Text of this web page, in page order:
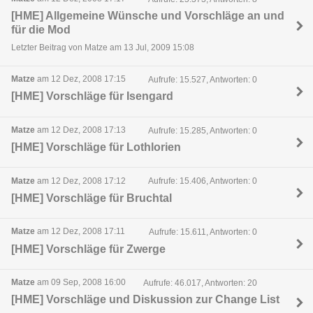
[HME] Allgemeine Wünsche und Vorschläge an und
für die Mod
Letzter Beitrag von Matze am 13 Jul, 2009 15:08
Matze am 12 Dez, 2008 17:15 Aufrufe: 15.527, Antworten: 0
[HME] Vorschläge für Isengard
Matze am 12 Dez, 2008 17:13 Aufrufe: 15.285, Antworten: 0
[HME] Vorschläge für Lothlorien
Matze am 12 Dez, 2008 17:12 Aufrufe: 15.406, Antworten: 0
[HME] Vorschläge für Bruchtal
Matze am 12 Dez, 2008 17:11 Aufrufe: 15.611, Antworten: 0
[HME] Vorschläge für Zwerge
Matze am 09 Sep, 2008 16:00 Aufrufe: 46.017, Antworten: 20
[HME] Vorschläge und Diskussion zur Change List